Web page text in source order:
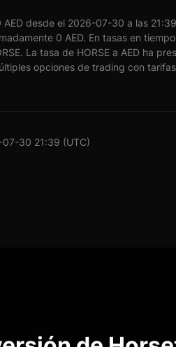
AED desde el 2026-07-30 a las
0 AED. En tasas en
La tasa de HORSE a AED ha
opciones de trading con
30 21:39 (UTC)